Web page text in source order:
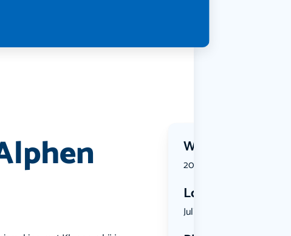
Wanneer?
20 June 2026 | 11:00
Locatie
Julianastr...